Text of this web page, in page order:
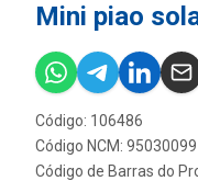
Mini piao
Código: 106486
Código NCM: 95030099
Código de Barras do